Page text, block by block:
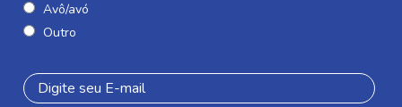
Avô/avó
Outro